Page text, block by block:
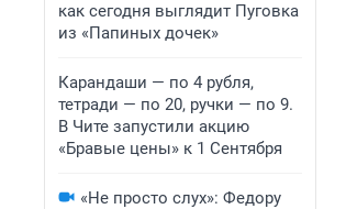
как сегодня выглядит Пуговка
из «Папиных дочек»
Карандаши — по 4 рубля,
тетради — по 20, ручки — по 9.
В Чите запустили акцию
«Бравые цены» к 1 Сентября
«Не просто слух»: Федору